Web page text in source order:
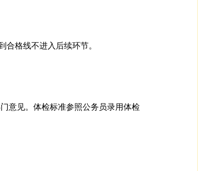
合格线不进入后续环节。
意见。体检标准参照公务员录用体检